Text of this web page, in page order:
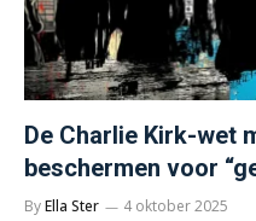
De Charlie Kirk-wet
beschermen voor
ByElla Ster 4 oktober 2025